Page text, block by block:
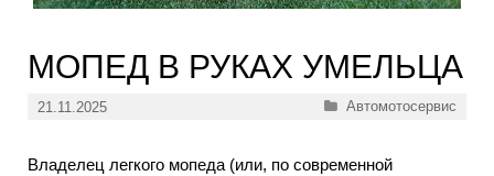
МОПЕД В РУКАХ УМЕЛЬЦА
21.11.2025 Рубрики
Автомотосервис
Владелец легкого мопеда (или, по современной